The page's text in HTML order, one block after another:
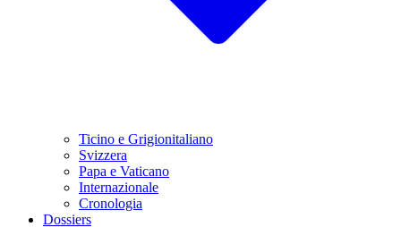
Ticino e Grigionitaliano
Svizzera
Papa e Vaticano
Internazionale
Cronologia
Dossiers